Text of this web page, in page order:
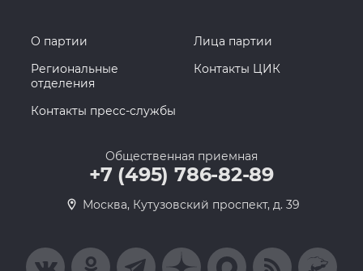
О партии
Лица партии
Региональные
отделения
Контакты ЦИК
Контакты пресс-службы
Общественная приемная
+7 (495) 786-82-89
Москва, Кутузовский проспект, д. 39